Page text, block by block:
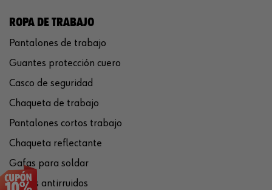
ROPA DE TRABAJO
Pantalones de trabajo
Guantes protección cuero
Casco de seguridad
Chaqueta de trabajo
Pantalones cortos trabajo
Chaqueta reflectante
Gafas para soldar
Cascos antirruidos